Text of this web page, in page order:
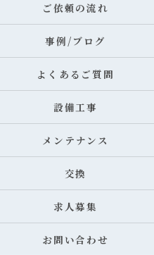
ご依頼の流れ
事例/ブログ
よくあるご質問
設備工事
メンテナンス
交換
求人募集
お問い合わせ